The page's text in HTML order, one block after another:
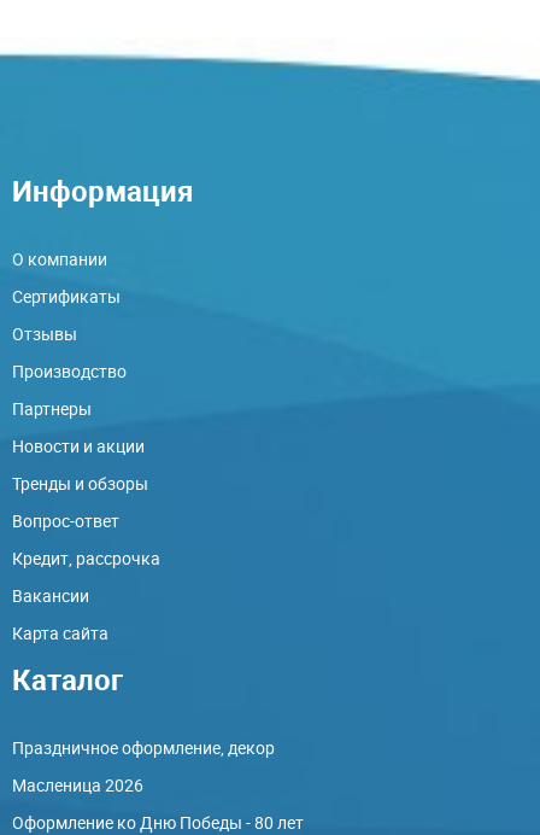
Информация
О компании
Сертификаты
Отзывы
Производство
Партнеры
Новости и акции
Тренды и обзоры
Вопрос-ответ
Кредит, рассрочка
Вакансии
Карта сайта
Каталог
Праздничное оформление, декор
Масленица 2026
Оформление ко Дню Победы - 80 лет